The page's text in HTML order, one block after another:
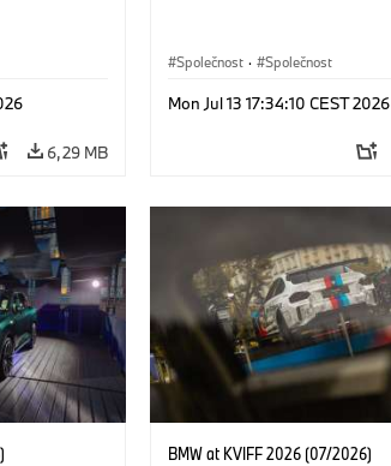
6,29 MB
Společnost · Společnost
Mon Jul 13 17:34:10 CEST 2026
BMW at KVIFF 2026 (07/2026)